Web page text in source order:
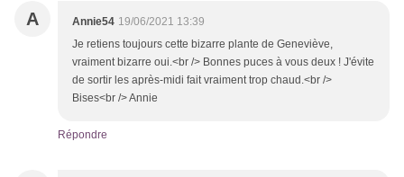
A Annie54 19/06/2021 13:39
Je retiens toujours cette bizarre plante de Geneviève,
vraiment bizarre oui.<br /> Bonnes puces à vous deux ! J'évite
de sortir les après-midi fait vraiment trop chaud.<br />
Bises<br /> Annie
Répondre